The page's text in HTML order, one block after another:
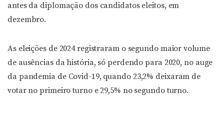
antes da diplomação dos candidatos eleitos, em
dezembro.
As eleições de 2024 registraram o segundo maior volume
de ausências da história, só perdendo para 2020, no auge
da pandemia de Covid-19, quando 23,2% deixaram de
votar no primeiro turno e 29,5% no segundo turno.